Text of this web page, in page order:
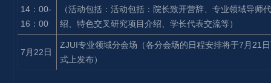
14：00-
16：00
（活动包括：活动包括：院长致开营辞、专业领域导师
绍、特色交叉研究项目介绍、学长代表交流等）
7月22日
ZJUI专业领域分会场（各分会场的日程安排将于7月21
式上发布）